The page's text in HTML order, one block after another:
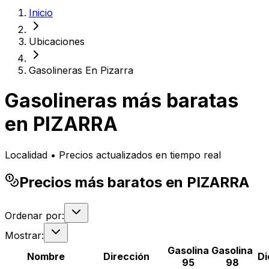
Inicio
Ubicaciones
Gasolineras En Pizarra
Gasolineras más baratas
en PIZARRA
Localidad • Precios actualizados en tiempo real
Precios más baratos en PIZARRA
Ordenar por:
Mostrar:
Nombre
Dirección
Gasolina
95
Gasolina
98